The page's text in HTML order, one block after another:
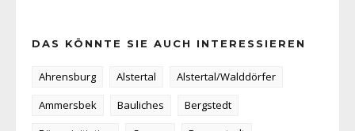
DAS KÖNNTE SIE AUCH INTERESSIEREN
Ahrensburg Alstertal
Alstertal/Walddörfer
Ammersbek
Bauliches
Bergstedt